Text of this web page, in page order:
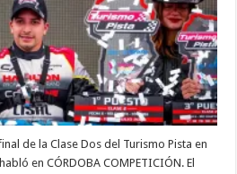
de la Clase Dos del Turismo Pista en
en CÓRDOBA COMPETICIÓN. El